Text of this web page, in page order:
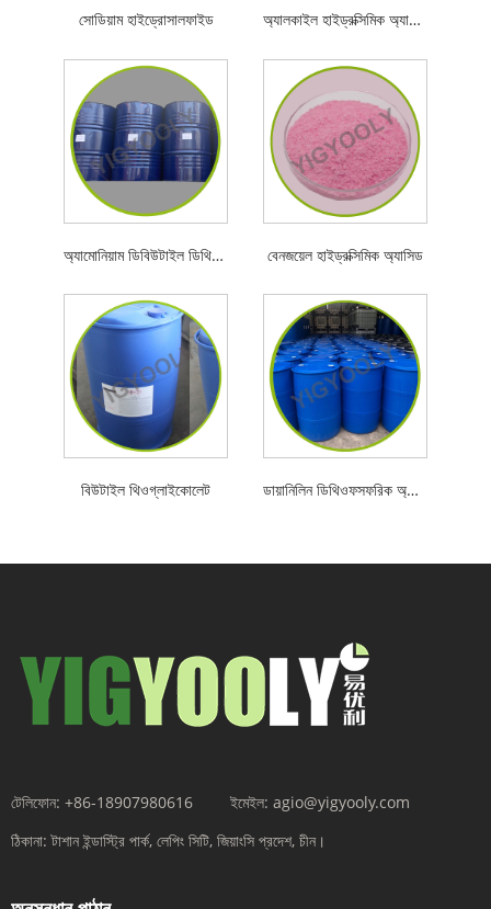
সোডিয়াম হাইড্রোসালফাইড অ্যালকাইল হাইড্রক্সিমিক অ্যাসিড
অ্যামোনিয়াম ডিবিউটাইল ডিথিওফসফেট বেনজয়েল হাইড্রক্সিমিক অ্যাসিড
বিউটাইল থিওগ্লাইকোলেট ডায়ানিলিন ডিথিওফসফরিক অ্যাসিড
টেলিফোন: +86-18907980616 ইমেইল: agio@yigyooly.com
ঠিকানা: টাশান ইন্ডাস্ট্রি পার্ক, লেপিং সিটি, জিয়াংসি প্রদেশ, চীন।